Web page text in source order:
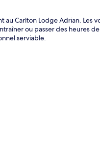
Carlton Lodge Adrian. Les
ou passer des heures
serviable.